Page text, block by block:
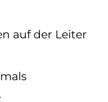
auf der Leiter